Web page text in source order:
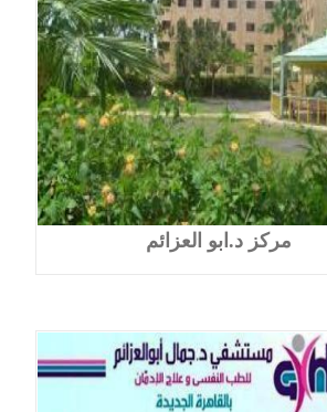
مركز د.ابو العزائم